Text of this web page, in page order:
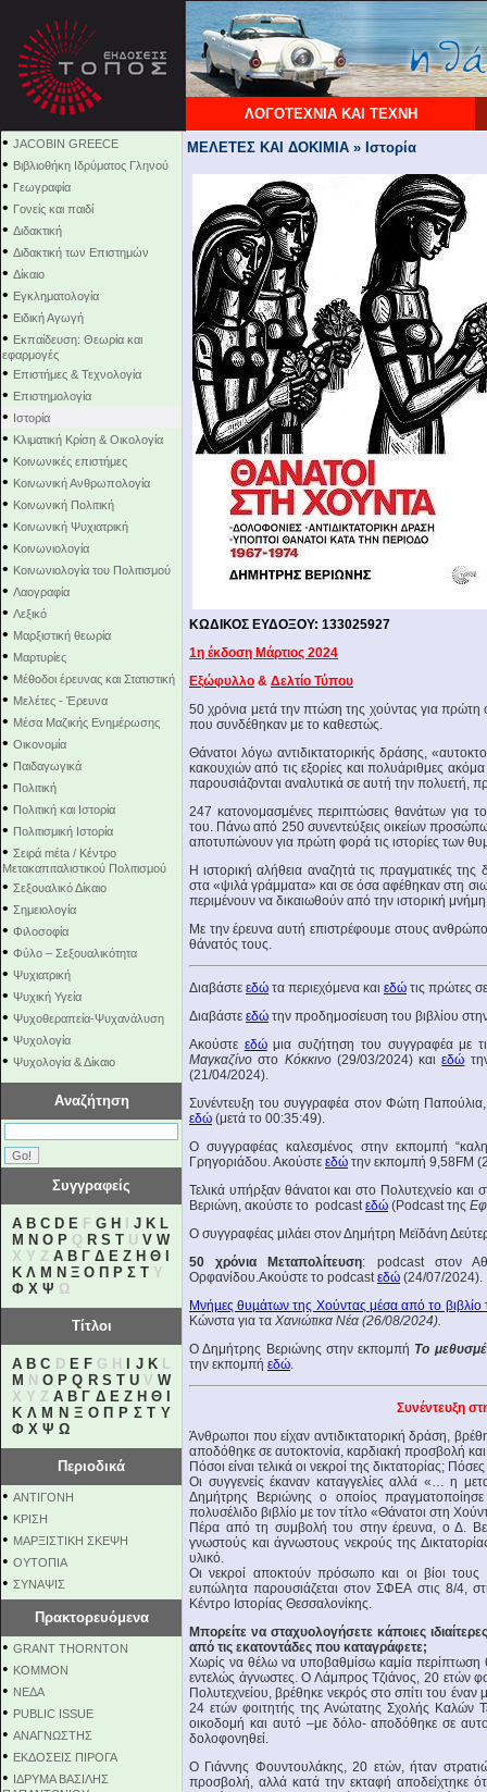
ΛΟΓΟΤΕΧΝΙΑ ΚΑΙ ΤΕΧΝΗ
• JACOBIN GREECE
• Βιβλιοθήκη Ιδρύματος Γληνού
• Γεωγραφία
• Γονείς και παιδί
• Διδακτική
• Διδακτική των Επιστημών
• Δίκαιο
• Εγκληματολογία
• Ειδική Αγωγή
• Εκπαίδευση: Θεωρία και
εφαρμογές
• Επιστήμες & Τεχνολογία
• Επιστημολογία
• Ιστορία
• Κλιματική Κρίση & Οικολογία
• Κοινωνικές επιστήμες
• Κοινωνική Ανθρωπολογία
• Κοινωνική Πολιτική
• Κοινωνική Ψυχιατρική
• Κοινωνιολογία
• Κοινωνιολογία του Πολιτισμού
• Λαογραφία
• Λεξικό
• Μαρξιστική θεωρία
• Μαρτυρίες
• Μέθοδοι έρευνας και Στατιστική
• Μελέτες - Έρευνα
• Μέσα Μαζικής Ενημέρωσης
• Οικονομία
• Παιδαγωγικά
• Πολιτική
• Πολιτική και Ιστορία
• Πολιτισμική Ιστορία
• Σειρά mέta / Κέντρο
Μετακαπιταλιστικού Πολιτισμού
• Σεξουαλικό Δίκαιο
• Σημειολογία
• Φιλοσοφία
• Φύλο – Σεξουαλικότητα
• Ψυχιατρική
• Ψυχική Υγεία
• Ψυχοθεραπεία-Ψυχανάλυση
• Ψυχολογία
• Ψυχολογία & Δίκαιο
Αναζήτηση
Συγγραφείς
A B C D E F G H J K L
M N O P Q R S T U V W
X Y Z Α Β Γ Δ Ε Ζ Η Θ
Κ Λ Μ Ν Ξ Ο Π Ρ Σ Τ Υ
Φ Χ Ψ Ω
Τίτλοι
A B C D E FG H J KL
M NO P Q R S T UVW
X Y ZΑ Β Γ Δ Ε Ζ Η Θ
Κ Λ Μ Ν Ξ Ο Π Ρ Σ Τ Υ
Φ Χ Ψ Ω
Περιοδικά
• ΑΝΤΙΓΟΝΗ
• ΚΡΙΣΗ
• ΜΑΡΞΙΣΤΙΚΗ ΣΚΕΨΗ
• ΟΥΤΟΠΙΑ
• ΣΥΝΑΨΙΣ
Πρακτορευόμενα
• GRANT THORNTON
• KOMMON
• NEΔΑ
• PUBLIC ISSUE
• ΑΝΑΓΝΩΣΤΗΣ
• ΕΚΔΟΣΕΙΣ ΠΙΡΟΓΑ
• ΙΔΡΥΜΑ ΒΑΣΙΛΗΣ
ΜΕΛΕΤΕΣ ΚΑΙ ΔΟΚΙΜΙΑ » Ιστορία
ΚΩΔΙΚΟΣ ΕΥΔΟΞΟΥ: 133025927
1η έκδοση Μάρτιος 2024
Εξώφυλλο & Δελτίο Τύπου
50 χρόνια μετά την πτώση της χούντας για
που συνδέθηκαν με το καθεστώς.
Θάνατοι λόγω αντιδικτατορικής δράσης,
κακουχιών από τις εξορίες και πολυάριθμες
παρουσιάζονται αναλυτικά σε αυτή την πολυετή,
247 κατονομασμένες περιπτώσεις θανάτων για
του. Πάνω από 250 συνεντεύξεις οικείων
αποτυπώνουν για πρώτη φορά τις ιστορίες των
Η ιστορική αλήθεια αναζητά τις πραγματικές
στα «ψιλά γράμματα» και σε όσα αφέθηκαν στη
περιμένουν να δικαιωθούν από την ιστορική
Με την έρευνα αυτή επιστρέφουμε στους
θάνατός τους.
Διαβάστε εδώ τα περιεχόμενα και εδώ τις πρώτες
Διαβάστε εδώ την προδημοσίευση του βιβλίου
Ακούστε εδώμια συζήτηση του συγγραφέα με
Μαγκαζίνο στο Κόκκινο(29/03/2024) καιεδώ
(21/04/2024).
Συνέντευξη του συγγραφέα στον Φώτη
εδώ (μετά το 00:35:49).
O συγγραφέας καλεσμένος στην εκπομπή
Γρηγοριάδου. Ακούστε εδώ την εκπομπή 9,58FM
Τελικά υπήρξαν θάνατοι και στο Πολυτεχνείο
Βεριώνη, ακούστε το podcastεδώ (Podcast της
Ο συγγραφέας μιλάει στον Δημήτρη Μεϊδάνη
50 χρόνια Μεταπολίτευση: podcast στον
Ορφανίδου.Ακούστε το podcastεδώ (24/07/2024).
Μνήµες θυµάτων της Χούντας μέσα από το βιβλίο
Κώνστα για τα Χανιώτικα Νέα (26/08/2024).
Ο Δημήτρης Βεριώνης στην εκπομπή Το
την εκπομπή εδώ.
Συνέντευξη
Άνθρωποι που είχαν αντιδικτατορική δράση,
αποδόθηκε σε αυτοκτονία, καρδιακή προσβολή και
Πόσοι είναι τελικά οι νεκροί της δικτατορίας;
Οι συγγενείς έκαναν καταγγελίες αλλά «… η
Δημήτρης Βεριώνης ο οποίος
πολυσέλιδο βιβλίο με τον τίτλο «Θάνατοι στη
Πέρα από τη συμβολή του στην έρευνα, ο Δ.
γνωστούς και άγνωστους νεκρούς της
υλικό.
Οι νεκροί αποκτούν πρόσωπο και οι βίοι τους
ευπώλητα παρουσιάζεται στον ΣΦΕΑ στις 8/4,
Κέντρο Ιστορίας Θεσσαλονίκης.
Μπορείτε να σταχυολογήσετε κάποιες
από τις εκατοντάδες που καταγράφετε;
Χωρίς να θέλω να υποβαθμίσω καμία περίπτωση
εντελώς άγνωστες. Ο Λάμπρος Τζιάνος, 20 ετών
Πολυτεχνείου, βρέθηκε νεκρός στο σπίτι του
24 ετών φοιτητής της Ανώτατης Σχολής Καλών
οικοδομή και αυτό –με δόλο- αποδόθηκε σε
δολοφονηθεί.
Ο Γιάννης Φουντουλάκης, 20 ετών, ήταν
προσβολή, αλλά κατά την εκταφή αποδείχτηκε